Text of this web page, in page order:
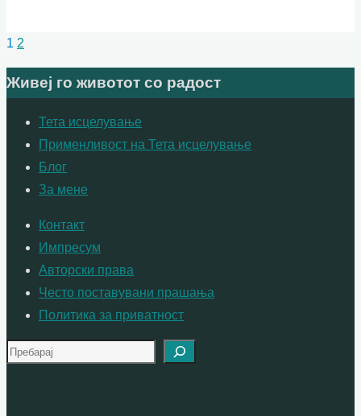
Posts
pagination
1 2
Живеј го животот со радост
Тета исцелување
Применливост на Тета исцелување
Блог
За мене
Контакт
Импресум
Авторски права
Често поставувани прашања
Политика за приватност
Search